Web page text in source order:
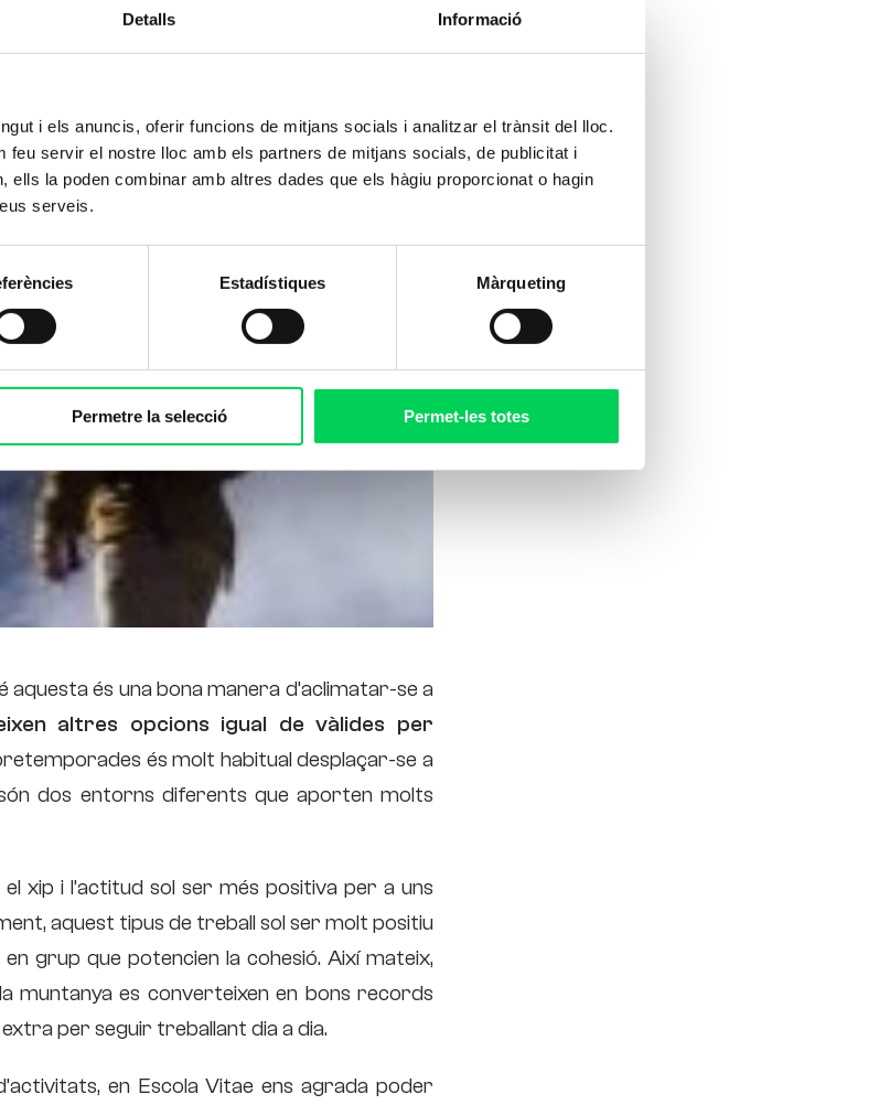
Detalls Informació
i els anuncis, oferir funcions de mitjans socials i analitzar el trànsit del lloc.
feu servir el nostre lloc amb els partners de mitjans socials, de publicitat i
ells la poden combinar amb altres dades que els hàgiu proporcionat o hagin
serveis.
Estadístiques Màrqueting
Permetre la selecció Permet-les totes
és una bona manera d’aclimatar-se a
altres opcions igual de vàlides per
és molt habitual desplaçar-se a
dos entorns diferents que aporten molts
xip i l’actitud sol ser més positiva per a uns
aquest tipus de treball sol ser molt positiu
grup que potencien la cohesió. Així mateix,
muntanya es converteixen en bons records
per seguir treballant dia a dia.
en Escola Vitae ens agrada poder